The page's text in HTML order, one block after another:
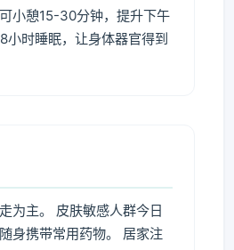
小憩15-30分钟，提升下午
小时睡眠，让身体器官得到
为主。 皮肤敏感人群今日
身携带常用药物。 居家注